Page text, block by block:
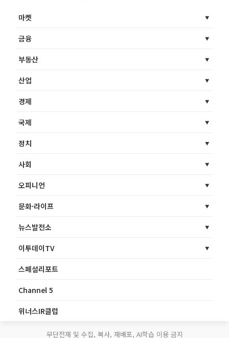
마켓
금융
부동산
산업
경제
국제
정치
사회
오피니언
문화·라이프
뉴스발전소
이투데이TV
스페셜리포트
Channel 5
위너스IR클럽
무단전재 및 수집, 복사, 재배포, AI학습 이용 금지